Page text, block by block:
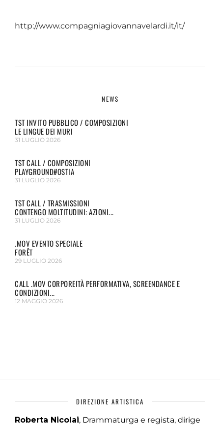
http://www.compagniagiovannavelardi.it/it/
NEWS
TST INVITO PUBBLICO / COMPOSIZIONI
LE LINGUE DEI MURI
31 LUGLIO 2026
TST CALL / COMPOSIZIONI
PLAYGROUND#OSTIA
31 LUGLIO 2026
TST CALL / TRASMISSIONI
CONTENGO MOLTITUDINI: AZIONI...
31 LUGLIO 2026
.MOV EVENTO SPECIALE
FORÊT
29 LUGLIO 2026
CALL .MOV CORPOREITÀ PERFORMATIVA, SCREENDANCE E
CONDIZIONI...
12 MAGGIO 2026
DIREZIONE ARTISTICA
Roberta Nicolai, Drammaturga e regista, dirige